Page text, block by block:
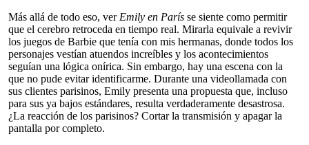
Más allá de todo eso, ver Emily en París se siente como permitir
que el cerebro retroceda en tiempo real. Mirarla equivale a revivir
los juegos de Barbie que tenía con mis hermanas, donde todos los
personajes vestían atuendos increíbles y los acontecimientos
seguían una lógica onírica. Sin embargo, hay una escena con la
que no pude evitar identificarme. Durante una videollamada con
sus clientes parisinos, Emily presenta una propuesta que, incluso
para sus ya bajos estándares, resulta verdaderamente desastrosa.
¿La reacción de los parisinos? Cortar la transmisión y apagar la
pantalla por completo.